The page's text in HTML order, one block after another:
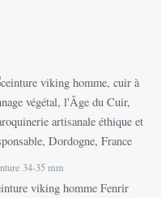
du
produit
34-35 mm
viking homme Fenrir
Plage
prix :
115,00 €
135,00 €
Ce
produit
a
plusieurs